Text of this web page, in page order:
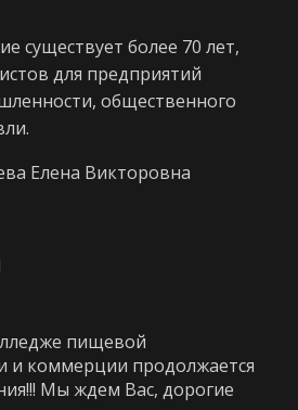
существует более 70 лет,
для предприятий
общественного
Елена Викторовна
пищевой
и коммерции продолжается
Мы ждем Вас, дорогие